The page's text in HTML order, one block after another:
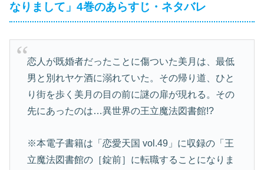
なりまして」4巻のあらすじ・ネタバレ
恋人が既婚者だったことに傷ついた美月は、最低
男と別れヤケ酒に溺れていた。その帰り道、ひと
り街を歩く美月の目の前に謎の扉が現れる。その
先にあったのは…異世界の王立魔法図書館!?
※本電子書籍は「恋愛天国 vol.49」に収録の「王
立魔法図書館の［錠前］に転職することになりま